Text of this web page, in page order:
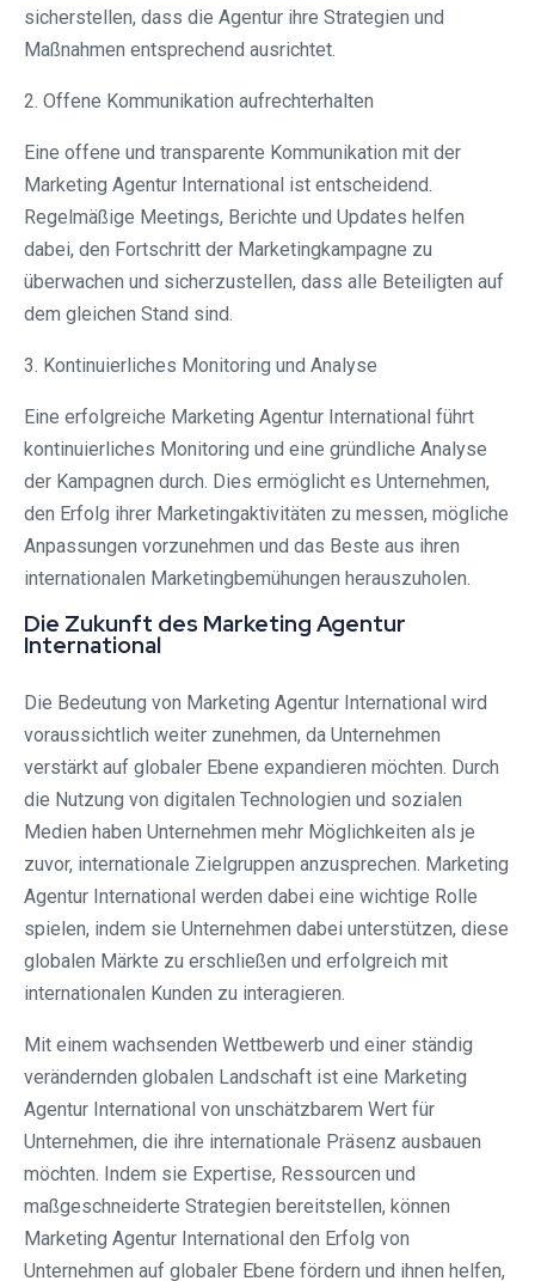
sicherstellen, dass die Agentur ihre Strategien und
Maßnahmen entsprechend ausrichtet.
2. Offene Kommunikation aufrechterhalten
Eine offene und transparente Kommunikation mit der
Marketing Agentur International ist entscheidend.
Regelmäßige Meetings, Berichte und Updates helfen
dabei, den Fortschritt der Marketingkampagne zu
überwachen und sicherzustellen, dass alle Beteiligten auf
dem gleichen Stand sind.
3. Kontinuierliches Monitoring und Analyse
Eine erfolgreiche Marketing Agentur International führt
kontinuierliches Monitoring und eine gründliche Analyse
der Kampagnen durch. Dies ermöglicht es Unternehmen,
den Erfolg ihrer Marketingaktivitäten zu messen, mögliche
Anpassungen vorzunehmen und das Beste aus ihren
internationalen Marketingbemühungen herauszuholen.
Die Zukunft des Marketing Agentur
International
Die Bedeutung von Marketing Agentur International wird
voraussichtlich weiter zunehmen, da Unternehmen
verstärkt auf globaler Ebene expandieren möchten. Durch
die Nutzung von digitalen Technologien und sozialen
Medien haben Unternehmen mehr Möglichkeiten als je
zuvor, internationale Zielgruppen anzusprechen. Marketing
Agentur International werden dabei eine wichtige Rolle
spielen, indem sie Unternehmen dabei unterstützen, diese
globalen Märkte zu erschließen und erfolgreich mit
internationalen Kunden zu interagieren.
Mit einem wachsenden Wettbewerb und einer ständig
verändernden globalen Landschaft ist eine Marketing
Agentur International von unschätzbarem Wert für
Unternehmen, die ihre internationale Präsenz ausbauen
möchten. Indem sie Expertise, Ressourcen und
maßgeschneiderte Strategien bereitstellen, können
Marketing Agentur International den Erfolg von
Unternehmen auf globaler Ebene fördern und ihnen helfen,